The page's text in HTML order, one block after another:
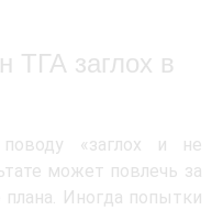
ТГА заглох в
«заглох и не
может повлечь за
Иногда попытки